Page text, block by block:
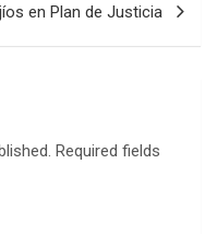
en Plan de Justicia
Required fields